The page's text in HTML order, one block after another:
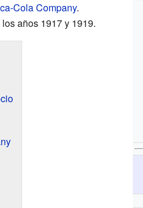
Cola Company.
años 1917 y 1919.